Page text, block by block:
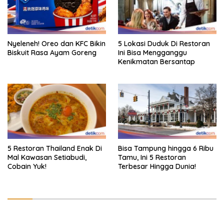
Nyeleneh! Oreo dan KFC Bikin
Biskuit Rasa Ayam Goreng
5 Lokasi Duduk Di Restoran
Ini Bisa Mengganggu
Kenikmatan Bersantap
5 Restoran Thailand Enak Di
Mal Kawasan Setiabudi,
Cobain Yuk!
Bisa Tampung hingga 6 Ribu
Tamu, Ini 5 Restoran
Terbesar Hingga Dunia!